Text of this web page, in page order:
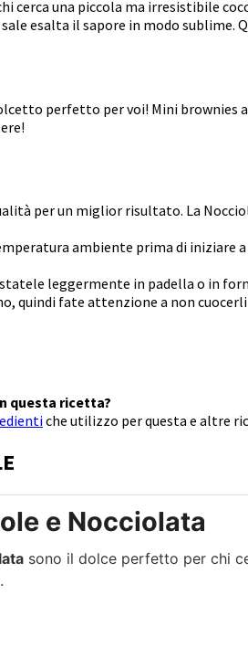
cerca una piccola ma irresistibile
esalta il sapore in modo sublime.
perfetto per voi! Mini
per un miglior risultato. La
ambiente prima di
leggermente in padella o in
quindi fate attenzione a non
questa ricetta?
che utilizzo per questa e altre
e Nocciolata
sono il dolce perfetto per chi